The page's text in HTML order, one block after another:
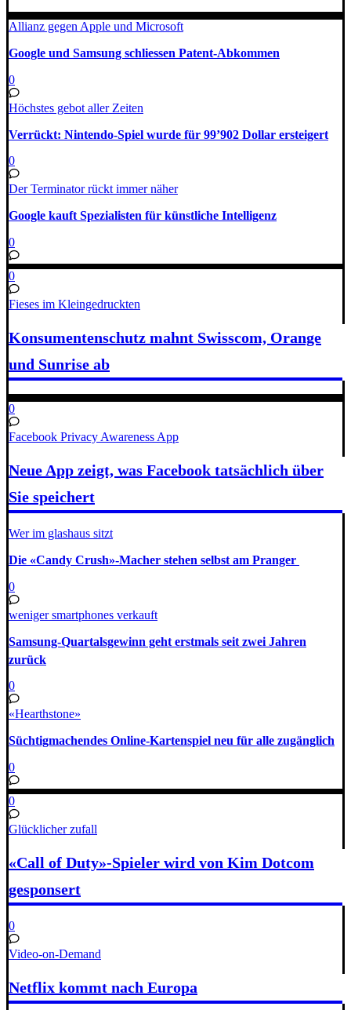
Allianz gegen Apple und Microsoft
Google und Samsung schliessen Patent-Abkommen
0
Höchstes gebot aller Zeiten
Verrückt: Nintendo-Spiel wurde für 99’902 Dollar ersteigert
0
Der Terminator rückt immer näher
Google kauft Spezialisten für künstliche Intelligenz
0
0
Fieses im Kleingedruckten
Konsumentenschutz mahnt Swisscom, Orange
und Sunrise ab
0
Facebook Privacy Awareness App
Neue App zeigt, was Facebook tatsächlich über
Sie speichert
Wer im glashaus sitzt
Die «Candy Crush»-Macher stehen selbst am Pranger
0
weniger smartphones verkauft
Samsung-Quartalsgewinn geht erstmals seit zwei Jahren
zurück
0
«Hearthstone»
Süchtigmachendes Online-Kartenspiel neu für alle zugänglich
0
0
Glücklicher zufall
«Call of Duty»-Spieler wird von Kim Dotcom
gesponsert
0
Video-on-Demand
Netflix kommt nach Europa